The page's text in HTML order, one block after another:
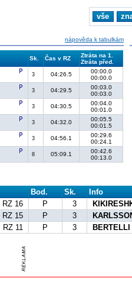
vše
nápověda k tabulkám
Sk. Čas v RZ
Ztráta na 1.
Ztráta před.
3 04:26.5
00:00.0
00:00.0
3 04:29.5
00:03.0
00:03.0
3 04:30.5
00:04.0
00:01.0
3 04:32.0
00:05.5
00:01.5
3 04:56.1
00:29.6
00:24.1
8 05:09.1
00:42.6
00:13.0
Bod. Sk.
Info
RZ 16 P 3
RZ 15 P 3
RZ 11 P 3